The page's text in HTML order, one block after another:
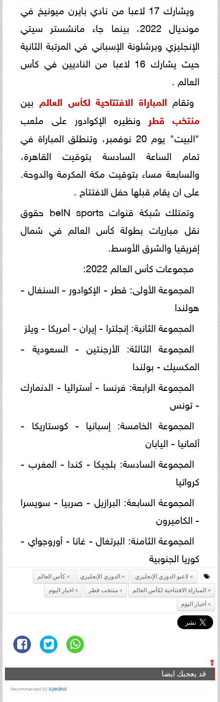
ويشارك 17 لاعبا من نادي بايرن ميونيخ في
مونديال 2022، بينما جاء مانشستر سيتي
الإنجليزي وبرشلونة الإسباني في المرتبة الثانية
حيث يشارك 16 لاعبا من الناديين في كأس
العالم .
وتقام المباراة الافتتاحية لكأس العالم بين
منتخب قطر ونظيره الإكوادور على ملعب
"البيت" يوم 20 نوفمبر، وتنطلق المباراة في
تمام الساعة السادسة بتوقيت القاهرة،
والسابعة مساء بتوقيت مكة المكرمة والدوحة.
على ان يقام قبلها حفل الافتتاح .
وتمتلك شبكة قنوات beIN sports حقوق
نقل مباريات بطولة كأس العالم في شمال
إفريقيا والشرق الأوسط.
مجموعات كأس العالم 2022:
المجموعة الأولى: قطر - الإكوادور - السنغال -
هولندا
المجموعة الثانية: إنجلترا - إيران - أمريكا - ويلز
المجموعة الثالثة: الأرجنتين - السعودية -
المكسيك - بولندا
المجموعة الرابعة: فرنسا - أستراليا - الدنمارك
- تونس
المجموعة الخامسة: إسبانيا - كوستاريكا -
ألمانيا - اليابان
المجموعة السادسة: بلجيكا - كندا - المغرب -
كرواتيا
المجموعة السابعة: البرازيل - صربيا - سويسرا
- الكاميرون
المجموعة الثامنة: البرتغال - غانا - أوروجواي -
كوريا الجنوبية
لاعبو الدوري الإنجليزي الدوري الإنجليزي
كأس العالم
المباراة الافتتاحية لكأس العالم
منتخب قطر
اخبار اليوم
أخبار اليوم
⇧
قد يعجبك ايضا